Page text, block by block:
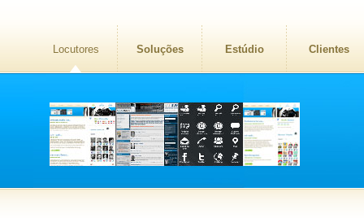
Locutores Soluções Estúdio Clientes